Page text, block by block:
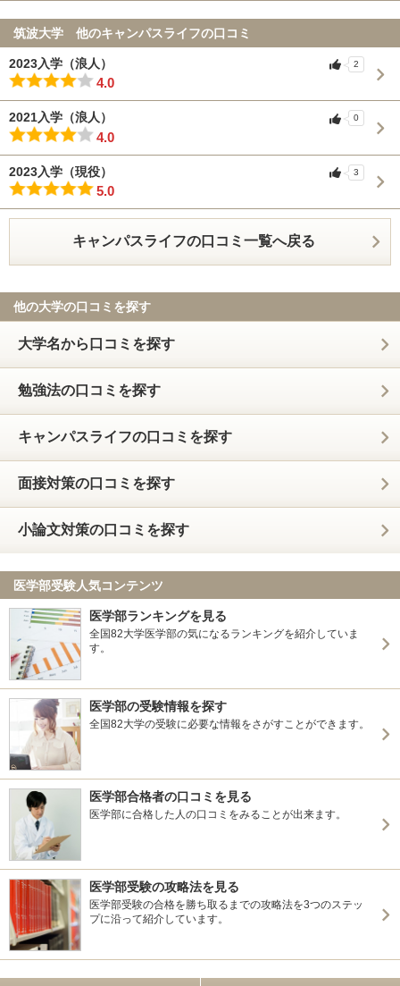
筑波大学 他のキャンパスライフの口コミ
2023入学（浪人）
4.0
2
2021入学（浪人）
4.0
0
2023入学（現役）
5.0
3
キャンパスライフの口コミ一覧へ戻る
他の大学の口コミを探す
大学名から口コミを探す
勉強法の口コミを探す
キャンパスライフの口コミを探す
面接対策の口コミを探す
小論文対策の口コミを探す
医学部受験人気コンテンツ
医学部ランキングを見る
全国82大学医学部の気になるランキングを紹介していま
す。
医学部の受験情報を探す
全国82大学の受験に必要な情報をさがすことができます。
医学部合格者の口コミを見る
医学部に合格した人の口コミをみることが出来ます。
医学部受験の攻略法を見る
医学部受験の合格を勝ち取るまでの攻略法を3つのステッ
プに沿って紹介しています。